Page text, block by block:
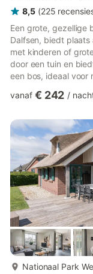
8,5 (225
Een grote, gezellige
Dalfsen, biedt plaats
met kinderen of
door een tuin en
een bos, ideaal voor
langs tal van
Zwolle en Ommen of
Hellendoorn
op ongevee...
vanaf € 242 /
Nationaal Park